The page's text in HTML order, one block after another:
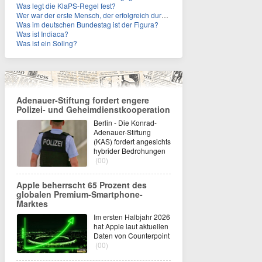
Was legt die KlaPS-Regel fest?
Wer war der erste Mensch, der erfolgreich durch den Ärmelkanal schwamm?
Was im deutschen Bundestag ist der Figura?
Was ist Indiaca?
Was ist ein Soling?
Adenauer-Stiftung fordert engere
Polizei- und Geheimdienstkooperation
Berlin - Die Konrad-
Adenauer-Stiftung
(KAS) fordert angesichts
hybrider Bedrohungen
(00)
Apple beherrscht 65 Prozent des
globalen Premium-Smartphone-
Marktes
Im ersten Halbjahr 2026
hat Apple laut aktuellen
Daten von Counterpoint
(00)